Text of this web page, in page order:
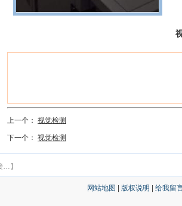
上一个： 视觉检测
下一个： 视觉检测
…】
网站地图 版权说明 给我留